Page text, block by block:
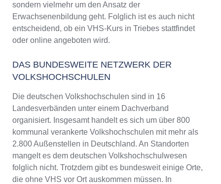
sondern vielmehr um den Ansatz der
Erwachsenenbildung geht. Folglich ist es auch nicht
entscheidend, ob ein VHS-Kurs in Triebes stattfindet
oder online angeboten wird.
DAS BUNDESWEITE NETZWERK DER
VOLKSHOCHSCHULEN
Die deutschen Volkshochschulen sind in 16
Landesverbänden unter einem Dachverband
organisiert. Insgesamt handelt es sich um über 800
kommunal verankerte Volkshochschulen mit mehr als
2.800 Außenstellen in Deutschland. An Standorten
mangelt es dem deutschen Volkshochschulwesen
folglich nicht. Trotzdem gibt es bundesweit einige Orte,
die ohne VHS vor Ort auskommen müssen. In